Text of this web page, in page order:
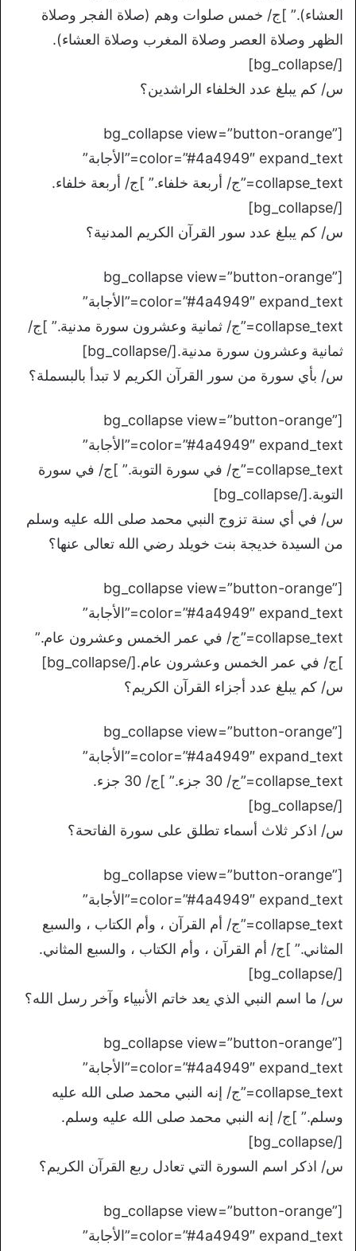
العشاء).” ]ج/ خمس صلوات وهم (صلاة الفجر وصلاة
الظهر وصلاة العصر وصلاة المغرب وصلاة العشاء).
[/bg_collapse]
س/ كم يبلغ عدد الخلفاء الراشدين؟
[bg_collapse view=”button-orange”
color=”#4a4949″ expand_text=”الأجابة”
collapse_text=”ج/ أربعة خلفاء.” ]ج/ أربعة خلفاء.
[/bg_collapse]
س/ كم يبلغ عدد سور القرآن الكريم المدنية؟
[bg_collapse view=”button-orange”
color=”#4a4949″ expand_text=”الأجابة”
collapse_text=”ج/ ثمانية وعشرون سورة مدنية.” ]ج/
ثمانية وعشرون سورة مدنية.[/bg_collapse]
س/ بأي سورة من سور القرآن الكريم لا تبدأ بالبسملة؟
[bg_collapse view=”button-orange”
color=”#4a4949″ expand_text=”الأجابة”
collapse_text=”ج/ في سورة التوبة.” ]ج/ في سورة
التوبة.[/bg_collapse]
س/ في أي سنة تزوج النبي محمد صلى الله عليه وسلم
من السيدة خديجة بنت خويلد رضي الله تعالى عنها؟
[bg_collapse view=”button-orange”
color=”#4a4949″ expand_text=”الأجابة”
collapse_text=”ج/ في عمر الخمس وعشرون عام.”
]ج/ في عمر الخمس وعشرون عام.[/bg_collapse]
س/ كم يبلغ عدد أجزاء القرآن الكريم؟
[bg_collapse view=”button-orange”
color=”#4a4949″ expand_text=”الأجابة”
collapse_text=”ج/ 30 جزء.” ]ج/ 30 جزء.
[/bg_collapse]
س/ اذكر ثلاث أسماء تطلق على سورة الفاتحة؟
[bg_collapse view=”button-orange”
color=”#4a4949″ expand_text=”الأجابة”
collapse_text=”ج/ أم القرآن ، وأم الكتاب ، والسبع
المثاني.” ]ج/ أم القرآن ، وأم الكتاب ، والسبع المثاني.
[/bg_collapse]
س/ ما اسم النبي الذي يعد خاتم الأنبياء وآخر رسل الله؟
[bg_collapse view=”button-orange”
color=”#4a4949″ expand_text=”الأجابة”
collapse_text=”ج/ إنه النبي محمد صلى الله عليه
وسلم.” ]ج/ إنه النبي محمد صلى الله عليه وسلم.
[/bg_collapse]
س/ اذكر اسم السورة التي تعادل ربع القرآن الكريم؟
[bg_collapse view=”button-orange”
color=”#4a4949″ expand_text=”الأجابة”